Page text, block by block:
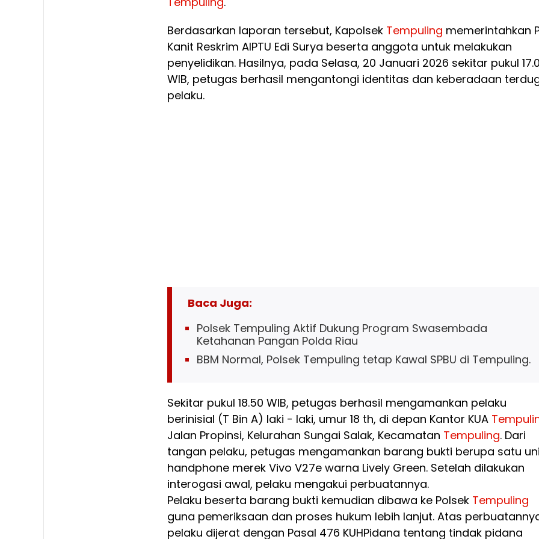
Berdasarkan laporan tersebut, Kapolsek Tempuling memerintahkan
Kanit Reskrim AIPTU Edi Surya beserta anggota untuk melakukan
penyelidikan. Hasilnya, pada Selasa, 20 Januari 2026 sekitar pukul
WIB, petugas berhasil mengantongi identitas dan keberadaan
pelaku.
Baca Juga:
Polsek Tempuling Aktif Dukung Program Swasembada
Ketahanan Pangan Polda Riau
BBM Normal, Polsek Tempuling tetap Kawal SPBU di Tempuling.
Sekitar pukul 18.50 WIB, petugas berhasil mengamankan pelaku
berinisial (T Bin A) laki - laki, umur 18 th, di depan Kantor KUA
Jalan Propinsi, Kelurahan Sungai Salak, Kecamatan Tempuling. Dari
tangan pelaku, petugas mengamankan barang bukti berupa satu
handphone merek Vivo V27e warna Lively Green. Setelah dilakukan
interogasi awal, pelaku mengakui perbuatannya.
Pelaku beserta barang bukti kemudian dibawa ke Polsek Tempuling
guna pemeriksaan dan proses hukum lebih lanjut. Atas
pelaku dijerat dengan Pasal 476 KUHPidana tentang tindak pidana